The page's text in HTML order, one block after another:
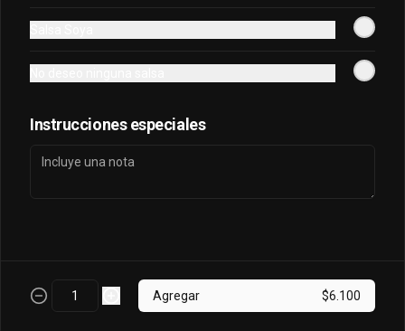
$7.800
Tori Oriental
Instrucciones especiales
Agregar $6.100